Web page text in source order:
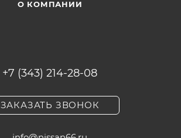
О КОМПАНИИ
+7 (343) 214-28-08
ЗАКАЗАТЬ ЗВОНОК